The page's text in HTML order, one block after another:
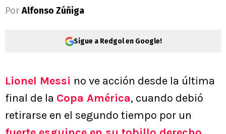
Por Alfonso Zúñiga
Sigue a Redgol en Google!
Lionel Messi no ve acción desde la última
final de la Copa América, cuando debió
retirarse en el segundo tiempo por un